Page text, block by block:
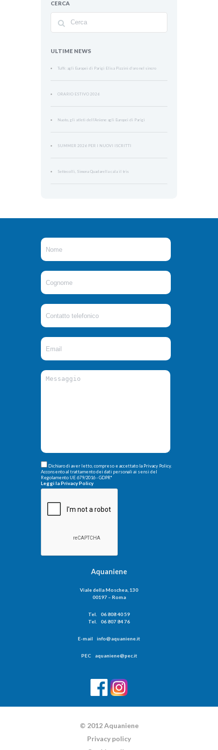
CERCA
ULTIME NEWS
Tuffi: agli Europei di Parigi Elisa Pizzini d’oro nel sincro
ORARIO ESTIVO 2026
Nuoto, gli atleti dell’Aniene agli Europei di Parigi
SUMMER 2026 PER I NUOVI ISCRITTI
Settecolli, Simona Quadarella cala il tris
Dichiaro di aver letto, compreso e accettato la Privacy Policy.
Acconsento al trattamento dei dati personali ai sensi del
Regolamento UE 679/2016 - GDPR*
Leggi la Privacy Policy
Aquaniene
Viale della Moschea, 130
00197 – Roma
Tel. 06 808 40 59
Tel. 06 807 84 76
E-mail info@aquaniene.it
PEC aquaniene@pec.it
© 2012 Aquaniene
Privacy policy